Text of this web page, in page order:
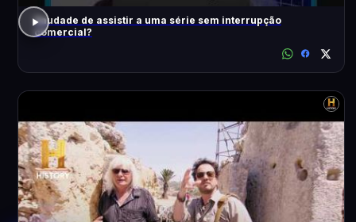
Saudade de assistir a uma série sem interrupção
comercial?